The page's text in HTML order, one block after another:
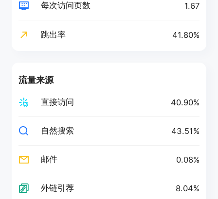
每次访问页数 1.67
跳出率 41.80%
流量来源
直接访问 40.90%
自然搜索 43.51%
邮件 0.08%
外链引荐 8.04%